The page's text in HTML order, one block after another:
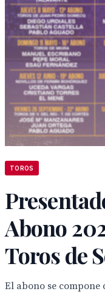
TOROS
Abono
Toros de
El abono se compone